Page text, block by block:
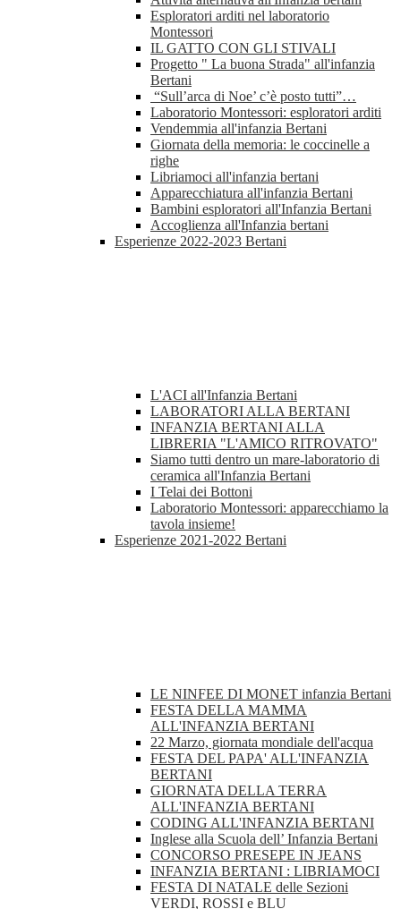
Esploratori arditi nel laboratorio
Montessori
IL GATTO CON GLI STIVALI
Progetto " La buona Strada" all'infanzia
Bertani
“Sull’arca di Noe’ c’è posto tutti”…
Laboratorio Montessori: esploratori arditi
Vendemmia all'infanzia Bertani
Giornata della memoria: le coccinelle a
righe
Libriamoci all'infanzia bertani
Apparecchiatura all'infanzia Bertani
Bambini esploratori all'Infanzia Bertani
Accoglienza all'Infanzia bertani
Esperienze 2022-2023 Bertani
L'ACI all'Infanzia Bertani
LABORATORI ALLA BERTANI
INFANZIA BERTANI ALLA
LIBRERIA "L'AMICO RITROVATO"
Siamo tutti dentro un mare-laboratorio di
ceramica all'Infanzia Bertani
I Telai dei Bottoni
Laboratorio Montessori: apparecchiamo la
tavola insieme!
Esperienze 2021-2022 Bertani
LE NINFEE DI MONET infanzia Bertani
FESTA DELLA MAMMA
ALL'INFANZIA BERTANI
22 Marzo, giornata mondiale dell'acqua
FESTA DEL PAPA' ALL'INFANZIA
BERTANI
GIORNATA DELLA TERRA
ALL'INFANZIA BERTANI
CODING ALL'INFANZIA BERTANI
Inglese alla Scuola dell’ Infanzia Bertani
CONCORSO PRESEPE IN JEANS
INFANZIA BERTANI : LIBRIAMOCI
FESTA DI NATALE delle Sezioni
VERDI, ROSSI e BLU